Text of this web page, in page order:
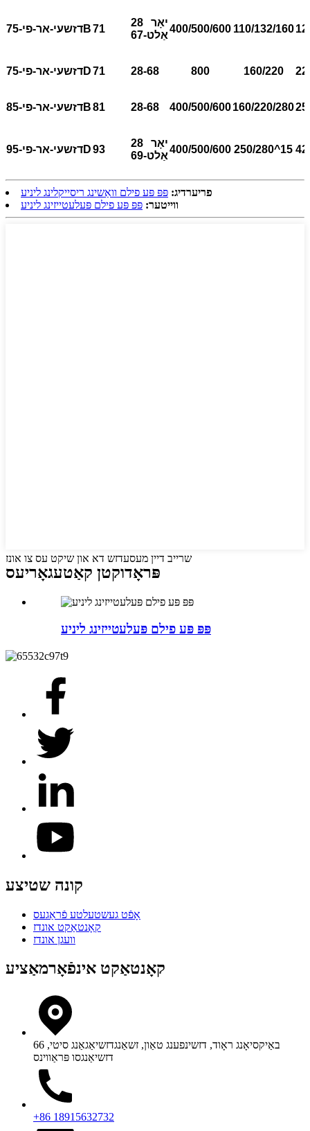
דזשעי-אר-פי-75B71
28 יאָר
אַלט-
67
400/500/600 110/132/160
דזשעי-אר-פי-75D71 28-68 800 160/220
דזשעי-אר-פי-85B81 28-68 400/500/600160/220/280
דזשעי-אר-פי-95D93
28 יאָר
אַלט-
69
400/500/600 250/280^15
פריערדיג: פּפּ פּע פילם וואַשינג ריסייקלינג ליניע
ווייטער: פּפּ פּע פילם פּעלעטייזינג ליניע
שרייב דיין מעסעדזש דא און שיקט עס צו אונז
פּראָדוקטן קאַטעגאָריעס
פּפּ פּע פילם פּעלעטייזינג ליניע
קונה שטיצע
אָפֿט געשטעלטע פֿראַגעס
קאָנטאַקט אונדז
וועגן אונדז
קאָנטאַקט אינפֿאָרמאַציע
66 באַיקסיאָנג ראָוד, דזשינפענג טאַון, זשאַנגדזשיאַגאַנג סיטי,
דזשיאַנגסו פּראַווינס
+86 18915632732